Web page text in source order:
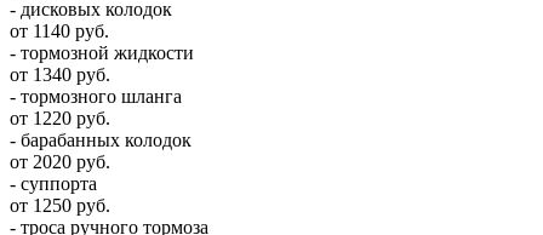
- дисковых колодок
от 1140 руб.
- тормозной жидкости
от 1340 руб.
- тормозного шланга
от 1220 руб.
- барабанных колодок
от 2020 руб.
- суппорта
от 1250 руб.
- троса ручного тормоза